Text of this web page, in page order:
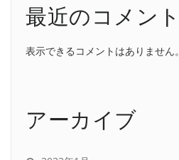
最近のコメント
表示できるコメントはありません。
アーカイブ